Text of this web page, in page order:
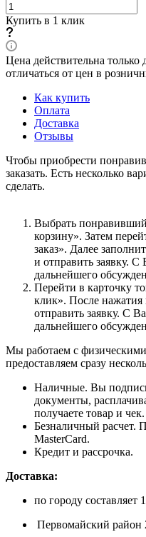
Купить в 1 клик
Цена действительна
отличаться от цен в
Как купить
Оплата
Доставка
Отзывы
Чтобы приобрести
заказать. Есть несколько
сделать.
Выбрать
корзину». Затем
заказ». Далее
и отправить заявку.
дальнейшего
Перейти в карточку
клик». После
отправить заявку. С
дальнейшего
Мы работаем с
предоставляем сразу
Наличные. Вы
документы,
получаете товар и чек.
Безналичный
MasterCard.
Кредит и рассрочка.
Доставка:
по городу составляет
Первомайский район